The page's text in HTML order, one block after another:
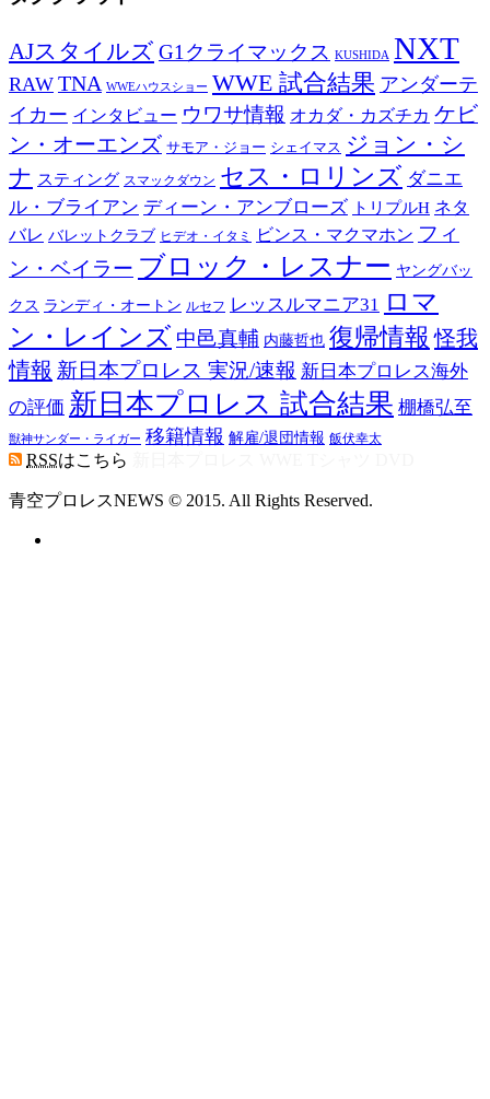
AJスタイルズ G1クライマックス KUSHIDA NXT
RAW TNA WWEハウスショー WWE 試合結果 アンダーテ
イカー インタビュー ウワサ情報 オカダ・カズチカ ケビ
ン・オーエンズ サモア・ジョー シェイマス ジョン・シ
ナ スティング スマックダウン セス・ロリンズ ダニエ
ル・ブライアン ディーン・アンブローズ トリプルH ネタ
バレ バレットクラブ ヒデオ・イタミ ビンス・マクマホン フィ
ン・ベイラー ブロック・レスナー ヤングバッ
クス ランディ・オートン ルセフ レッスルマニア31 ロマ
ン・レインズ 中邑真輔 内藤哲也 復帰情報 怪我
情報 新日本プロレス 実況/速報 新日本プロレス海外
の評価 新日本プロレス 試合結果 棚橋弘至
獣神サンダー・ライガー 移籍情報 解雇/退団情報 飯伏幸太
RSSはこちら
青空プロレスNEWS © 2015. All Rights Reserved.